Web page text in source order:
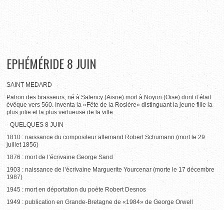
EPHÉMÉRIDE 8 JUIN
SAINT-MEDARD
Patron des brasseurs, né à Salency (Aisne) mort à Noyon (Oise) dont il était
évêque vers 560. Inventa la «Fête de la Rosière» distinguant la jeune fille la
plus jolie et la plus vertueuse de la ville
- QUELQUES 8 JUIN -
1810 : naissance du compositeur allemand Robert Schumann (mort le 29
juillet 1856)
1876 : mort de l’écrivaine George Sand
1903 : naissance de l’écrivaine Marguerite Yourcenar (morte le 17 décembre
1987)
1945 : mort en déportation du poète Robert Desnos
1949 : publication en Grande-Bretagne de «1984» de George Orwell